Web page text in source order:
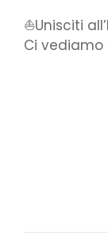
⛵Unisciti
Ci vediamo